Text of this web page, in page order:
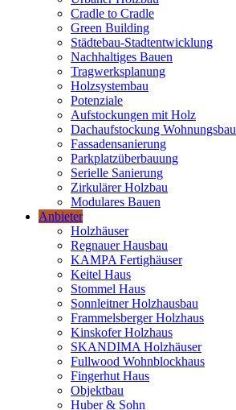
Cradle to Cradle
Green Building
Städtebau-Stadtentwicklung
Nachhaltiges Bauen
Tragwerksplanung
Holzsystembau
Potenziale
Aufstockungen mit Holz
Dachaufstockung Wohnungsbau
Fassadensanierung
Parkplatzüberbauung
Serielle Sanierung
Zirkulärer Holzbau
Modulares Bauen
Anbieter
Holzhäuser
Regnauer Hausbau
KAMPA Fertighäuser
Keitel Haus
Stommel Haus
Sonnleitner Holzhausbau
Frammelsberger Holzhaus
Kinskofer Holzhaus
SKANDIMA Holzhäuser
Fullwood Wohnblockhaus
Fingerhut Haus
Objektbau
Huber & Sohn